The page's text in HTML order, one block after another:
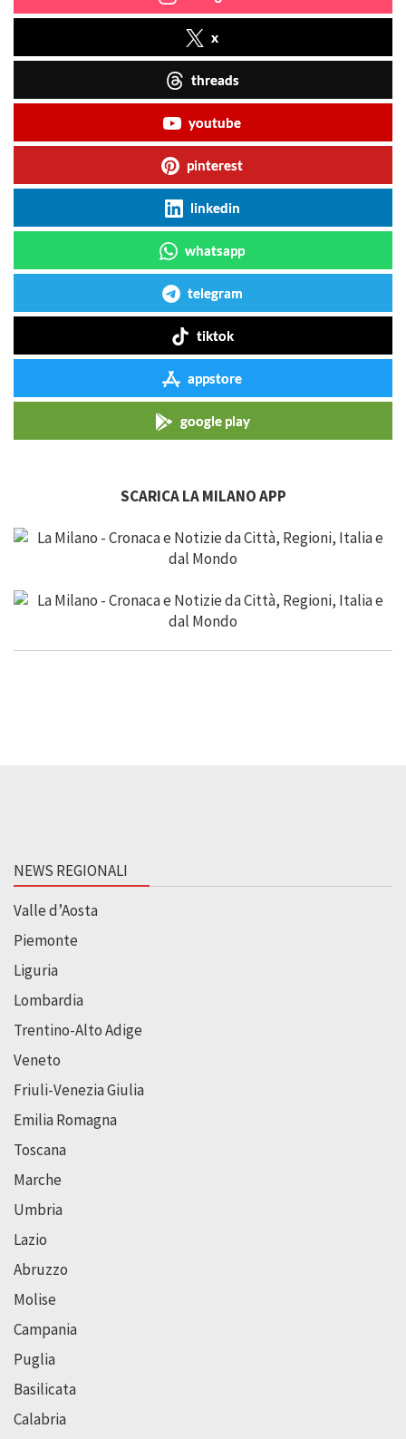
x
threads
youtube
pinterest
linkedin
whatsapp
telegram
tiktok
appstore
google play
SCARICA LA MILANO APP
NEWS REGIONALI
Valle d’Aosta
Piemonte
Liguria
Lombardia
Trentino-Alto Adige
Veneto
Friuli-Venezia Giulia
Emilia Romagna
Toscana
Marche
Umbria
Lazio
Abruzzo
Molise
Campania
Puglia
Basilicata
Calabria